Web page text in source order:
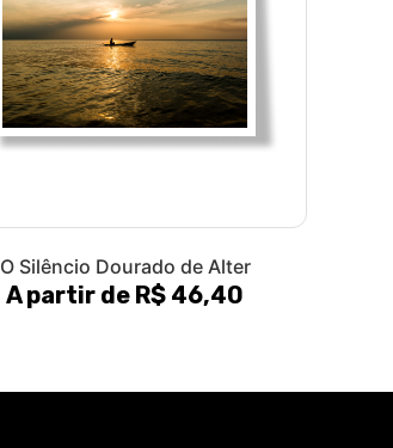
O Silêncio Dourado de Alter
A partir de R$ 46,40